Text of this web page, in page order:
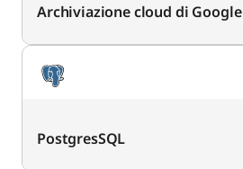
Archiviazione cloud di Google
PostgresSQL